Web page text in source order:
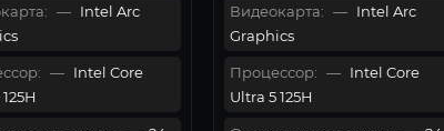
— Intel Arc
— Intel Core
Видеокарта: — Intel Arc
Graphics
Процессор: — Intel Core
Ultra 5 125H